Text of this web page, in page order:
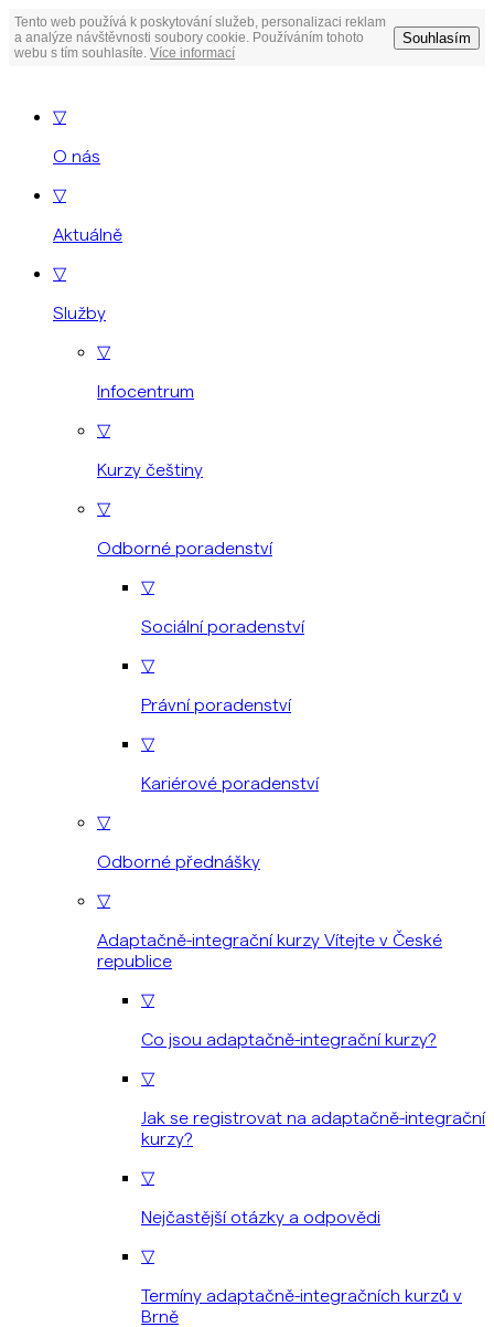
Tento web používá k poskytování služeb, personalizaci reklam
a analýze návštěvnosti soubory cookie. Používáním tohoto
webu s tím souhlasíte. Více informací
Souhlasím
▽
O nás
▽
Aktuálně
▽
Služby
▽
Infocentrum
▽
Kurzy češtiny
▽
Odborné poradenství
▽
Sociální poradenství
▽
Právní poradenství
▽
Kariérové poradenství
▽
Odborné přednášky
▽
Adaptačně-integrační kurzy Vítejte v České
republice
▽
Co jsou adaptačně-integrační kurzy?
▽
Jak se registrovat na adaptačně-integrační
kurzy?
▽
Nejčastější otázky a odpovědi
▽
Termíny adaptačně-integračních kurzů v
Brně